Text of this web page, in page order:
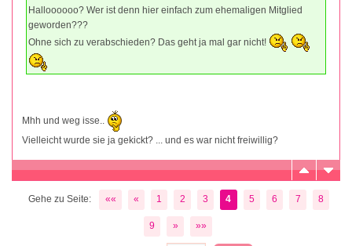
Halloooooo? Wer ist denn hier einfach zum ehemaligen Mitglied
geworden???
Ohne sich zu verabschieden? Das geht ja mal gar nicht!
Mhh und weg isse..
Vielleicht wurde sie ja gekickt? ... und es war nicht freiwillig?
Gehe zu Seite: «« « 1 2 3 4 5 6 7 8
9 » »»